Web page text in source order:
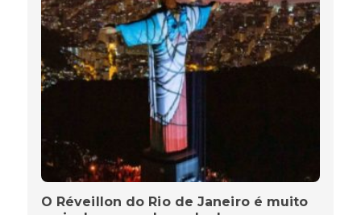
O Réveillon do Rio de Janeiro é muito